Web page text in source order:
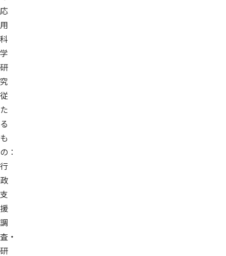
応
用
科
学
研
究
従
た
る
も
の：
行
政
支
援
調
査・
研